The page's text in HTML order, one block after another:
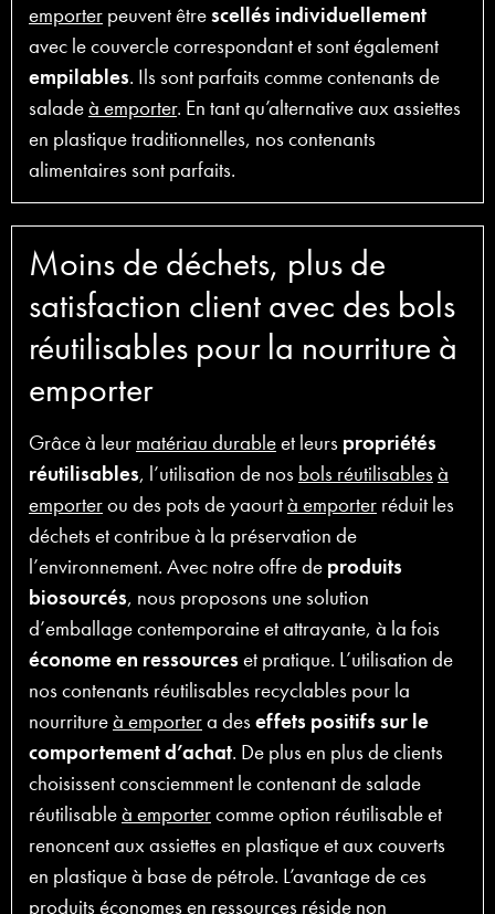
emporter peuvent êtrescellés individuellement
avec le couvercle correspondant et sont également
empilables. Ils sont parfaits comme contenants de
saladeà emporter. En tant qu’alternative aux assiettes
en plastique traditionnelles, nos contenants
alimentaires sont parfaits.
Moins de déchets, plus de
satisfaction client avec des bols
réutilisables pour la nourriture à
emporter
Grâce à leur matériau durableet leurs propriétés
réutilisables, l’utilisation de nos bols réutilisablesà
emporterou des pots de yaourtà emporter réduit les
déchets et contribue à la préservation de
l’environnement. Avec notre offre de produits
biosourcés, nous proposons une solution
d’emballage contemporaine et attrayante, à la fois
économe en ressources et pratique. L’utilisation de
nos contenants réutilisables recyclables pour la
nourritureà emportera deseffets positifs sur le
comportement d’achat. De plus en plus de clients
choisissent consciemment le contenant de salade
réutilisableà emportercomme option réutilisable et
renoncent aux assiettes en plastique et aux couverts
en plastique à base de pétrole. L’avantage de ces
produits économes en ressources réside non